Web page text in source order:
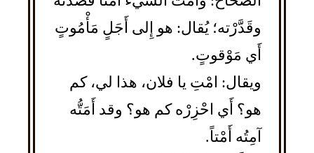
وقَدَّرْته؛ يُقال: هو إِلى أَجَلٍ مَأْمُوتٍ
أَي مَوْقوتٍ.
ويقال: امْتِ يا فلان، هذا لي، كم
هو؟ أَي احْزِرْه كم هو؟ وقد أَمَتُّه
آمِتُه أَمْتاً.